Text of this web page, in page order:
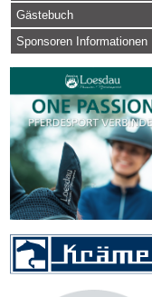
Gästebuch
Sponsoren Informationen